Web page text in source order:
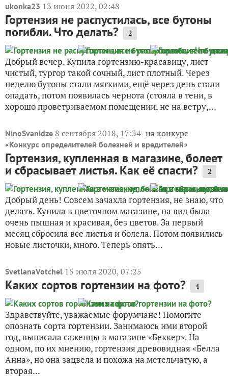
ukonka23 13 июня 2022, 02:48
Гортензия не распустилась, все бутоны
погибли. Что делать? 2
Добрый вечер. Купила гортензию-красавицу, лист
чистый, тургор такой сочный, лист плотный. Через
неделю бутоны стали мягкими, ещё через день стали
опадать, потом появилась чернота (стояла в тени, в
хорошо проветриваемом помещении, не на ветру,...
NinoSvanidze 8 сентября 2018, 17:34 на конкурс
«Конкурс определителей болезней и вредителей»
Гортензия, купленная в магазине, болеет
и сбрасывает листья. Как её спасти? 2
Добрый день! Совсем зачахла гортензия, не знаю, что
делать. Купила в цветочном магазине, на вид была
очень пышная и красивая, без цветов. За первый
месяц сбросила все листья и болела. Потом появились
новые листочки, много. Теперь опять...
SvetlanaVotchel 15 июля 2020, 07:25
Каких сортов гортензии на фото? 4
Здравствуйте, уважаемые форумчане! Помогите
опознать сорта гортензии. Занимаюсь ими второй
год, выписала саженцы в магазине «Беккер». На
одном, по их мнению, гортензия древовидная «Белла
Анна», но она зацвела и похожа на метельчатую, а
вторая...